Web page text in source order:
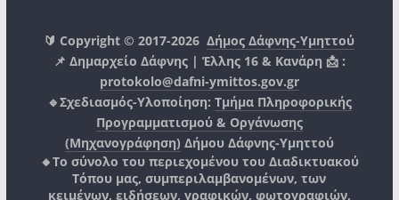
🔰 Copyright © 2017-2026Δήμος Δάφνης-Υμηττού
📌 Δημαρχείο Δάφνης | Έλλης 16 & Κανάρη 📩 :
protokolo@dafni-ymittos.gov.gr
🔹Σχεδιασμός-Υλοποίηση: Τμήμα Πληροφορικής
Προγραμματισμού & Οργάνωσης
(Μηχανογράφηση) Δήμου Δάφνης-Υμηττού
🔸Το σύνολο του περιεχομένου του Διαδικτυακού
Τόπου μας, συμπεριλαμβανομένων, των
κειμένων, ειδήσεων, γραφικών, φωτογραφιών,